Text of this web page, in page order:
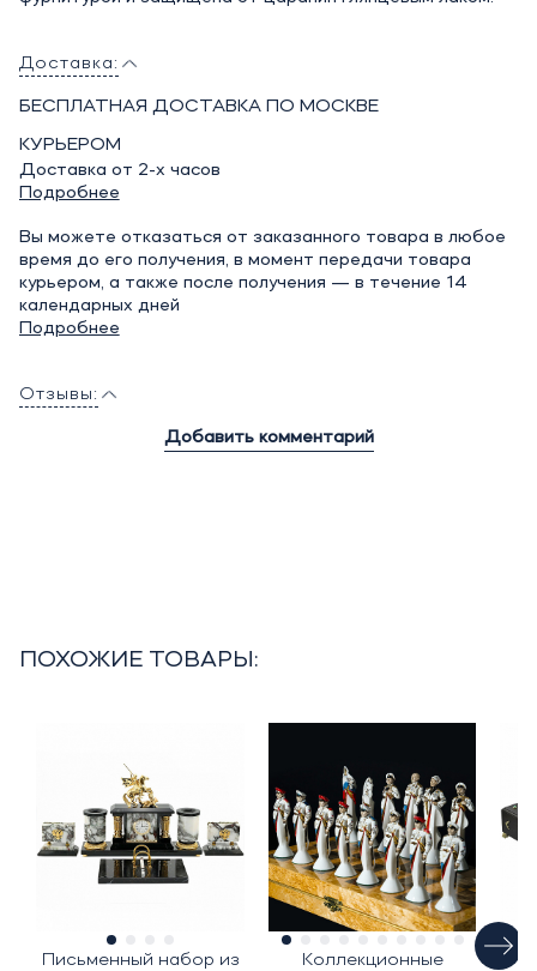
Доставка:
БЕСПЛАТНАЯ ДОСТАВКА ПО МОСКВЕ
КУРЬЕРОМ
Доставка от 2-х часов
Подробнее
Вы можете отказаться от заказанного товара в любое
время до его получения, в момент передачи товара
курьером, а также после получения — в течение 14
календарных дней
Подробнее
Отзывы:
Добавить комментарий
ПОХОЖИЕ ТОВАРЫ:
Письменный набор из
Коллекционные